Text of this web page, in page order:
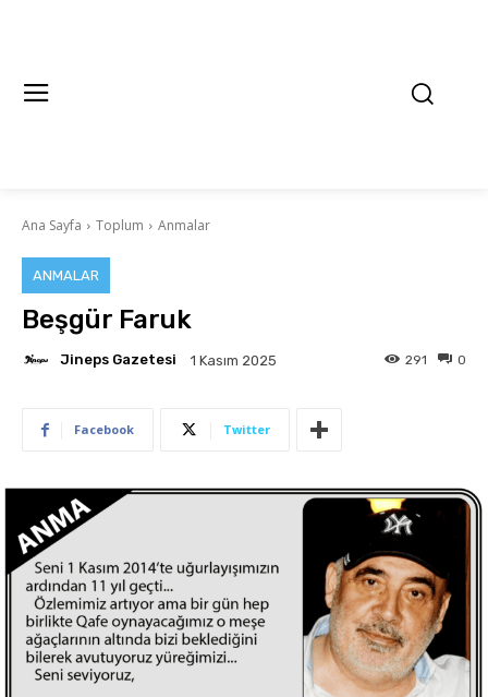
Ana Sayfa Toplum Anmalar
ANMALAR
Beşgür Faruk
Jineps Gazetesi 1 Kasım 2025 0
291
Facebook Twitter